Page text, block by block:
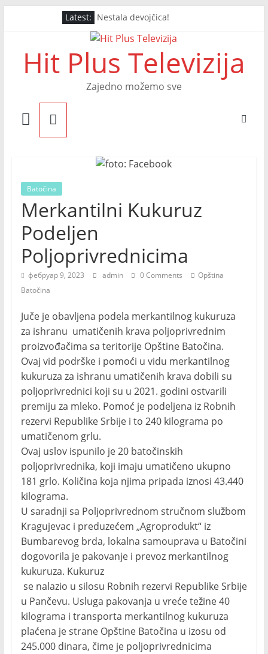
Latest: Nestala devojčica!
Završna noć Arsenal Festa
Drugo Veče Arsenal Festa
PRVO VEČE ARSENAL FESTA
OTVOREN ARSENAL FEST
Hit Plus Televizija
Zajedno možemo sve
Batočina
Merkantilni Kukuruz
Podeljen
Poljoprivrednicima
фебруар 9, 2023 admin 0 Comments
Opština
Batočina
Juče je obavljena podela merkantilnog kukuruza
za ishranu umatičenih krava poljoprivrednim
proizvođačima sa teritorije Opštine Batočina.
Ovaj vid podrške i pomoći u vidu merkantilnog
kukuruza za ishranu umatičenih krava dobili su
poljoprivrednici koji su u 2021. godini ostvarili
premiju za mleko. Pomoć je podeljena iz Robnih
rezervi Republike Srbije i to 240 kilograma po
umatičenom grlu.
Ovaj uslov ispunilo je 20 batočinskih
poljoprivrednika, koji imaju umatičeno ukupno
181 grlo. Količina koja njima pripada iznosi 43.440
kilograma.
U saradnji sa Poljoprivrednom stručnom službom
Kragujevac i preduzećem „Agroprodukt“ iz
Bumbarevog brda, lokalna samouprava u Batočini
dogovorila je pakovanje i prevoz merkantilnog
kukuruza. Kukuruz
se nalazio u silosu Robnih rezervi Republike Srbije
u Pančevu. Usluga pakovanja u vreće težine 40
kilograma i transporta merkantilnog kukuruza
plaćena je strane Opštine Batočina u izosu od
245.000 dinara, čime je poljoprivrednicima